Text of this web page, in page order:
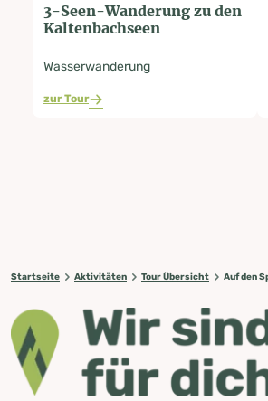
3-Seen-Wanderung zu den
Kaltenbachseen
Wasserwanderung
zur Tour
Startseite Aktivitäten Tour Übersicht Auf den